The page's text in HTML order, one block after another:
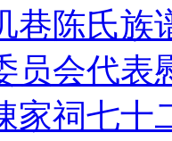
巷陈氏族
员会代表
家祠七十